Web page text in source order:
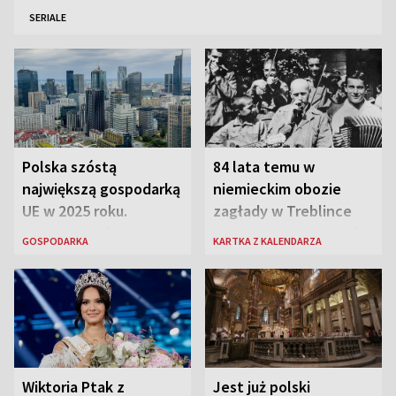
SERIALE
Polska szóstą
największą gospodarką
UE w 2025 roku.
Najnowsze dane
GOSPODARKA
84 lata temu w
niemieckim obozie
zagłady w Treblince
zmarł Janusz Korczak
KARTKA Z KALENDARZA
Wiktoria Ptak z
Jest już polski